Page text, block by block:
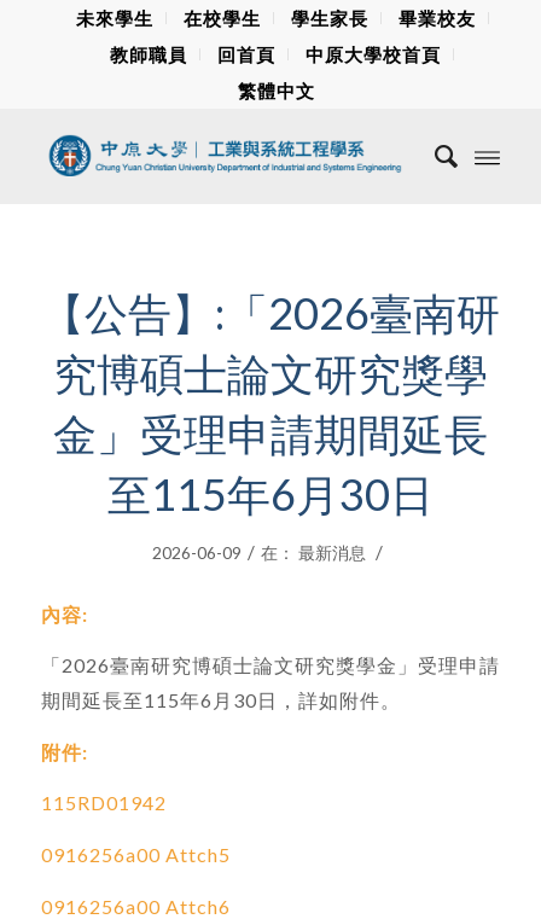
未來學生 在校學生 學生家長
畢業校友
教師職員
回首頁
中原大學校首頁
繁體中文
【公告】:「2026臺南研
究博碩士論文研究獎學
金」受理申請期間延長
至115年6月30日
2026-06-09 / 在： 最新消息 /
內容:
「2026臺南研究博碩士論文研究獎學金」受理申請
期間延長至115年6月30日，詳如附件。
附件:
115RD01942
0916256a00 Attch5
0916256a00 Attch6